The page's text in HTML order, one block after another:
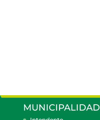
MUNICIPALIDAD